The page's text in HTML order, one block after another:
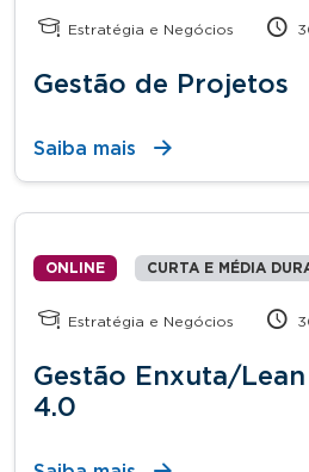
Estratégia e Negócios
Gestão de Projetos
Saiba mais
ONLINE CURTA E MÉDIA
Estratégia e Negócios
Gestão Enxuta/
4.0